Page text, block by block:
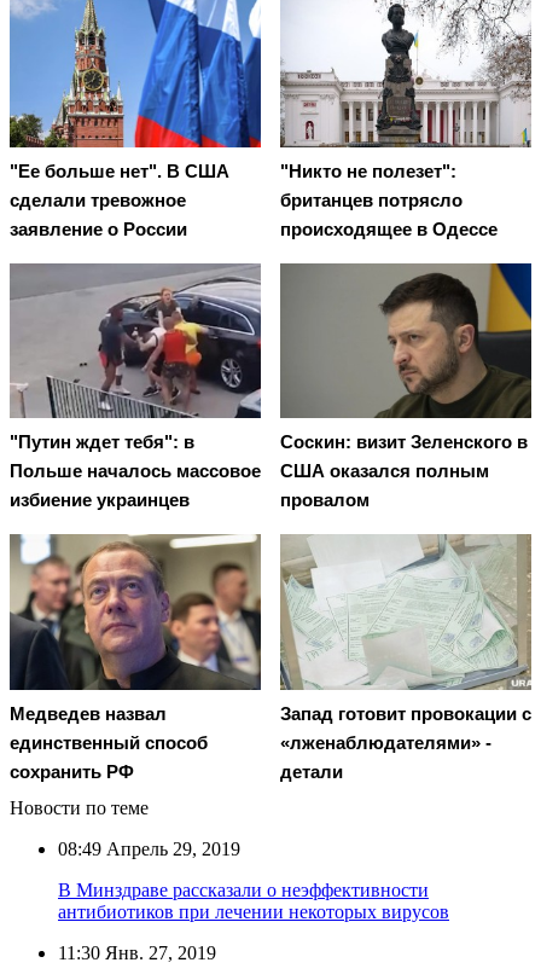
"Ее больше нет". В США
сделали тревожное
заявление о России
"Никто не полезет":
британцев потрясло
происходящее в Одессе
"Путин ждет тебя": в
Польше началось массовое
избиение украинцев
Соскин: визит Зеленского в
США оказался полным
провалом
Медведев назвал
единственный способ
сохранить РФ
Запад готовит провокации с
«лженаблюдателями» -
детали
Новости по теме
08:49 Апрель 29, 2019
В Минздраве рассказали о неэффективности
антибиотиков при лечении некоторых вирусов
11:30 Янв. 27, 2019